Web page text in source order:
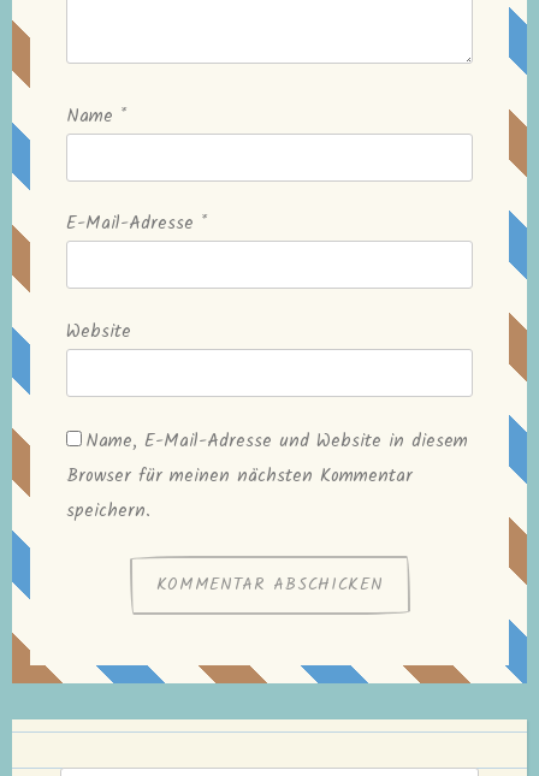
Name *
E-Mail-Adresse *
Website
Name, E-Mail-Adresse und Website in diesem
Browser für meinen nächsten Kommentar
speichern.